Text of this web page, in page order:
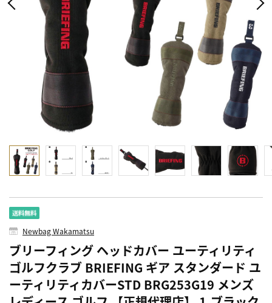
Newbag Wakamatsu
ブリーフィング ヘッドカバー ユーティリティ
ゴルフクラブ BRIEFING ギア スタンダード ユ
ーティリティカバーSTD BRG253G19 メンズ